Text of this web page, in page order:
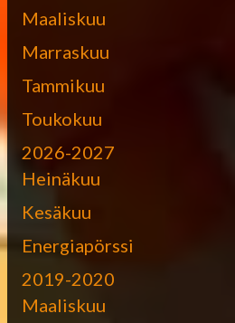
Maaliskuu
Marraskuu
Tammikuu
Toukokuu
2026-2027
Heinäkuu
Kesäkuu
Energiapörssi
2019-2020
Maaliskuu